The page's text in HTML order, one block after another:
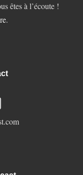
êtes à l’écoute !
.